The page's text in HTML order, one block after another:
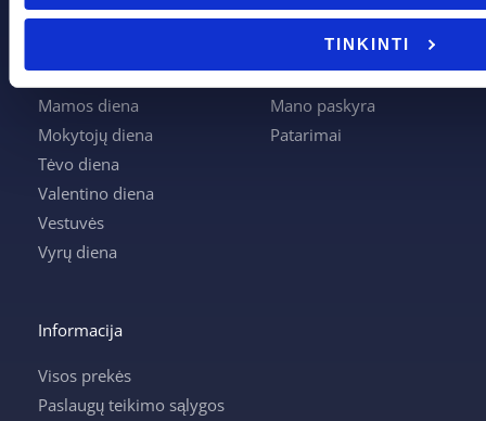
TINKINTI
Joninės
Krikštynos
Mamos diena
Mokytojų diena
Tėvo diena
Valentino diena
Vestuvės
Vyrų diena
Apmokėjimas
Kontaktai
Krepšelis
Mano paskyra
Patarimai
Informacija
Visos prekės
Paslaugų teikimo sąlygos